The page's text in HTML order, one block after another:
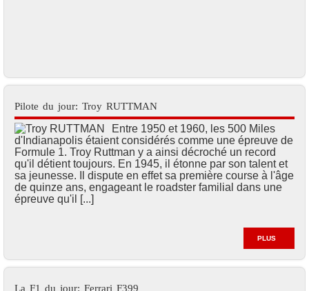
Pilote du jour: Troy RUTTMAN
Entre 1950 et 1960, les 500 Miles
d'Indianapolis étaient considérés comme une épreuve de
Formule 1. Troy Ruttman y a ainsi décroché un record
qu'il détient toujours. En 1945, il étonne par son talent et
sa jeunesse. Il dispute en effet sa première course à l'âge
de quinze ans, engageant le roadster familial dans une
épreuve qu'il [...]
PLUS
La F1 du jour: Ferrari F399